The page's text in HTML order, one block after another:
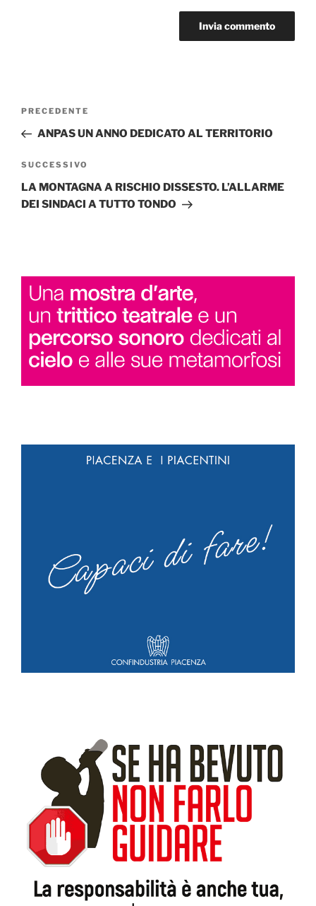
Navigazione
Articolo
precedente:
PRECEDENTE
ANPAS UN ANNO DEDICATO AL TERRITORIO
Articolo
successivo
SUCCESSIVO
LA MONTAGNA A RISCHIO DISSESTO. L’ALLARME
DEI SINDACI A TUTTO TONDO